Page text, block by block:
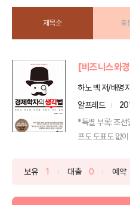
제목순 출
[비즈니스와
하노 벡 저/배명
알프레드
*특별 부록: 조선
프도 도표도 없
보유 1 대출 0 예약